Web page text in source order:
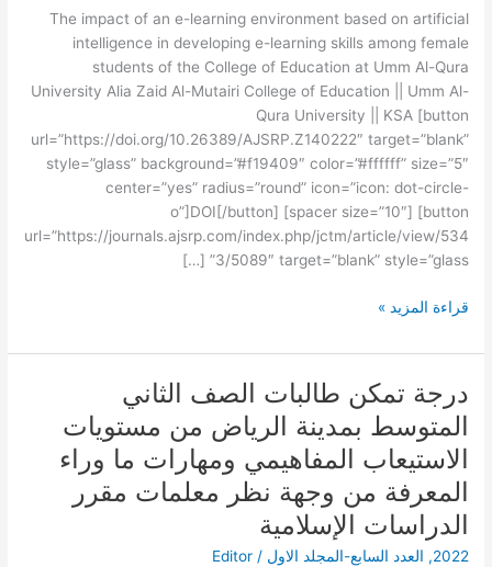
The impact of an e-learning environment based on artificial
intelligence in developing e-learning skills among female
students of the College of Education at Umm Al-Qura
University Alia Zaid Al-Mutairi College of Education || Umm Al-
Qura University || KSA [button
url=”https://doi.org/10.26389/AJSRP.Z140222″ target=”blank”
style=”glass” background=”#f19409″ color=”#ffffff” size=”5″
center=”yes” radius=”round” icon=”icon: dot-circle-
o”]DOI[/button] [spacer size=”10″] [button
url=”https://journals.ajsrp.com/index.php/jctm/article/view/534
3/5089″ target=”blank” style=”glass” […]
الاصطناعي
في
تنمية
مهارات
التعليم
الإلكتروني
لدى
طالبات
كلية
التربية
بجامعة
القرى
قراءة المزيد »
درجة تمكن طالبات الصف الثاني
المتوسط بمدينة الرياض من مستويات
الاستيعاب المفاهيمي ومهارات ما وراء
المعرفة من وجهة نظر معلمات مقرر
الدراسات الإسلامية
2022
, العدد السابع-المجلد الاول /
Editor
درجة
تمكن
طالبات
الصف
الثاني
المتوسط
بمدينة
الرياض